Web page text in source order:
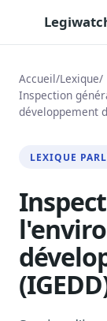
Assistant
Synthèses IA
Résumés
Veille des
9 interviews
Alertes
Accueil/Lexique/
Inspection
développement
LEXIQUE